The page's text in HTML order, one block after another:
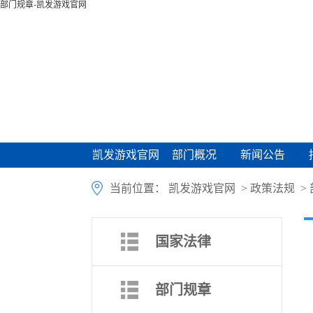
部门规章-凯发游戏官网
凯发游戏官网
凯发游戏官网 部门概况
部门概况 新闻公告
新闻公告
当前位置： 凯发游戏官网 > 政策法规 >
国家法律
部门规章